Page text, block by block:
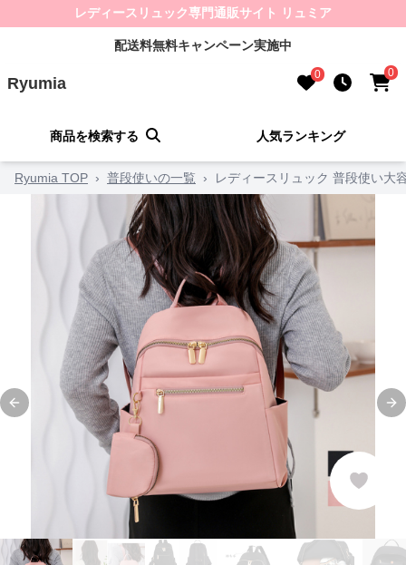
レディースリュック専門通販サイト リュミア
配送料無料キャンペーン実施中
Ryumia 0 0
商品を検索する 人気ランキング
Ryumia TOP › 普段使いの一覧 › レディースリュック 普段使い大
Previous slide